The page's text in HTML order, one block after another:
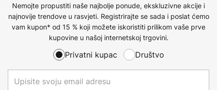
Nemojte propustiti naše najbolje ponude, ekskluzivne akcije i
najnovije trendove u rasvjeti. Registrirajte se sada i poslat ćemo
vam kupon* od 15 % koji možete iskoristiti prilikom vaše prve
kupovine u našoj internetskoj trgovini.
Privatni kupac Društvo